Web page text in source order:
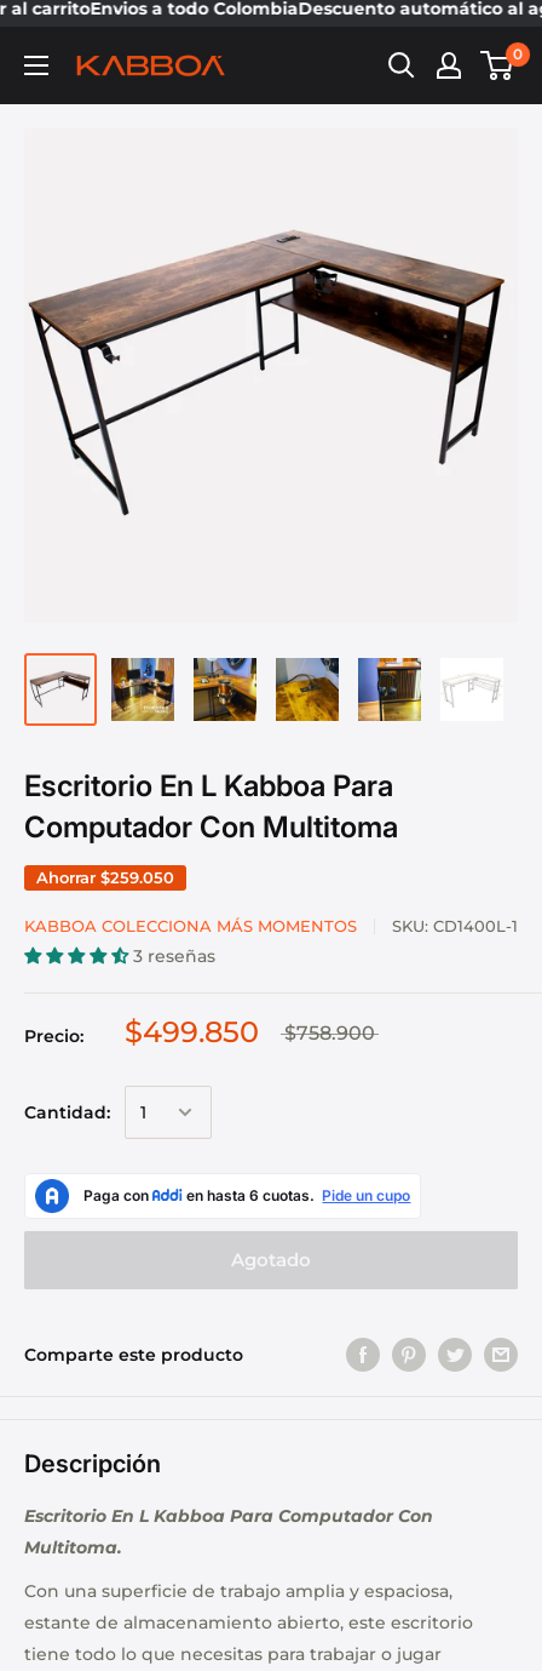
carritoEnvios a todo ColombiaDescuento automático al
0
Escritorio En L Kabboa Para
Computador Con Multitoma
Ahorrar $259.050
KABBOA COLECCIONA MÁS MOMENTOS SKU: CD1400L-1
3 reseñas
Precio: $499.850 $758.900
Cantidad:
Agotado
Comparte este producto
Descripción
Escritorio En L Kabboa Para Computador Con
Multitoma.
Con una superficie de trabajo amplia y espaciosa,
estante de almacenamiento abierto, este escritorio
tiene todo lo que necesitas para trabajar o jugar